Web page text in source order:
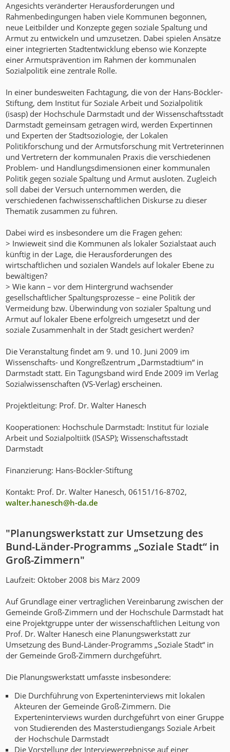
Angesichts veränderter Herausforderungen und
Rahmenbedingungen haben viele Kommunen begonnen,
neue Leitbilder und Konzepte gegen soziale Spaltung und
Armut zu entwickeln und umzusetzen. Dabei spielen Ansätze
einer integrierten Stadtentwicklung ebenso wie Konzepte
einer Armutsprävention im Rahmen der kommunalen
Sozialpolitik eine zentrale Rolle.
In einer bundesweiten Fachtagung, die von der Hans-Böckler-
Stiftung, dem Institut für Soziale Arbeit und Sozialpolitik
(isasp) der Hochschule Darmstadt und der Wissenschaftsstadt
Darmstadt gemeinsam getragen wird, werden Expertinnen
und Experten der Stadtsoziologie, der Lokalen
Politikforschung und der Armutsforschung mit Vertreterinnen
und Vertretern der kommunalen Praxis die verschiedenen
Problem- und Handlungsdimensionen einer kommunalen
Politik gegen soziale Spaltung und Armut ausloten. Zugleich
soll dabei der Versuch unternommen werden, die
verschiedenen fachwissenschaftlichen Diskurse zu dieser
Thematik zusammen zu führen.
Dabei wird es insbesondere um die Fragen gehen:
> Inwieweit sind die Kommunen als lokaler Sozialstaat auch
künftig in der Lage, die Herausforderungen des
wirtschaftlichen und sozialen Wandels auf lokaler Ebene zu
bewältigen?
> Wie kann – vor dem Hintergrund wachsender
gesellschaftlicher Spaltungsprozesse – eine Politik der
Vermeidung bzw. Überwindung von sozialer Spaltung und
Armut auf lokaler Ebene erfolgreich umgesetzt und der
soziale Zusammenhalt in der Stadt gesichert werden?
Die Veranstaltung findet am 9. und 10. Juni 2009 im
Wissenschafts- und Kongreßzentrum „Darmstadtium“ in
Darmstadt statt. Ein Tagungsband wird Ende 2009 im Verlag
Sozialwissenschaften (VS-Verlag) erscheinen.
Projektleitung: Prof. Dr. Walter Hanesch
Kooperationen: Hochschule Darmstadt: Institut für Ioziale
Arbeit und Sozialpoltiitk (ISASP); Wissenschaftsstadt
Darmstadt
Finanzierung: Hans-Böckler-Stiftung
Kontakt: Prof. Dr. Walter Hanesch, 06151/16-8702,
walter.hanesch@h-da.de
"Planungswerkstatt zur Umsetzung des
Bund-Länder-Programms „Soziale Stadt“ in
Groß-Zimmern"
Laufzeit: Oktober 2008 bis März 2009
Auf Grundlage einer vertraglichen Vereinbarung zwischen der
Gemeinde Groß-Zimmern und der Hochschule Darmstadt hat
eine Projektgruppe unter der wissenschaftlichen Leitung von
Prof. Dr. Walter Hanesch eine Planungswerkstatt zur
Umsetzung des Bund-Länder-Programms „Soziale Stadt“ in
der Gemeinde Groß-Zimmern durchgeführt.
Die Planungswerkstatt umfasste insbesondere:
Die Durchführung von Experteninterviews mit lokalen
Akteuren der Gemeinde Groß-Zimmern. Die
Experteninterviews wurden durchgeführt von einer Gruppe
von Studierenden des Masterstudiengangs Soziale Arbeit
der Hochschule Darmstadt
Die Vorstellung der Interviewergebnisse auf einer